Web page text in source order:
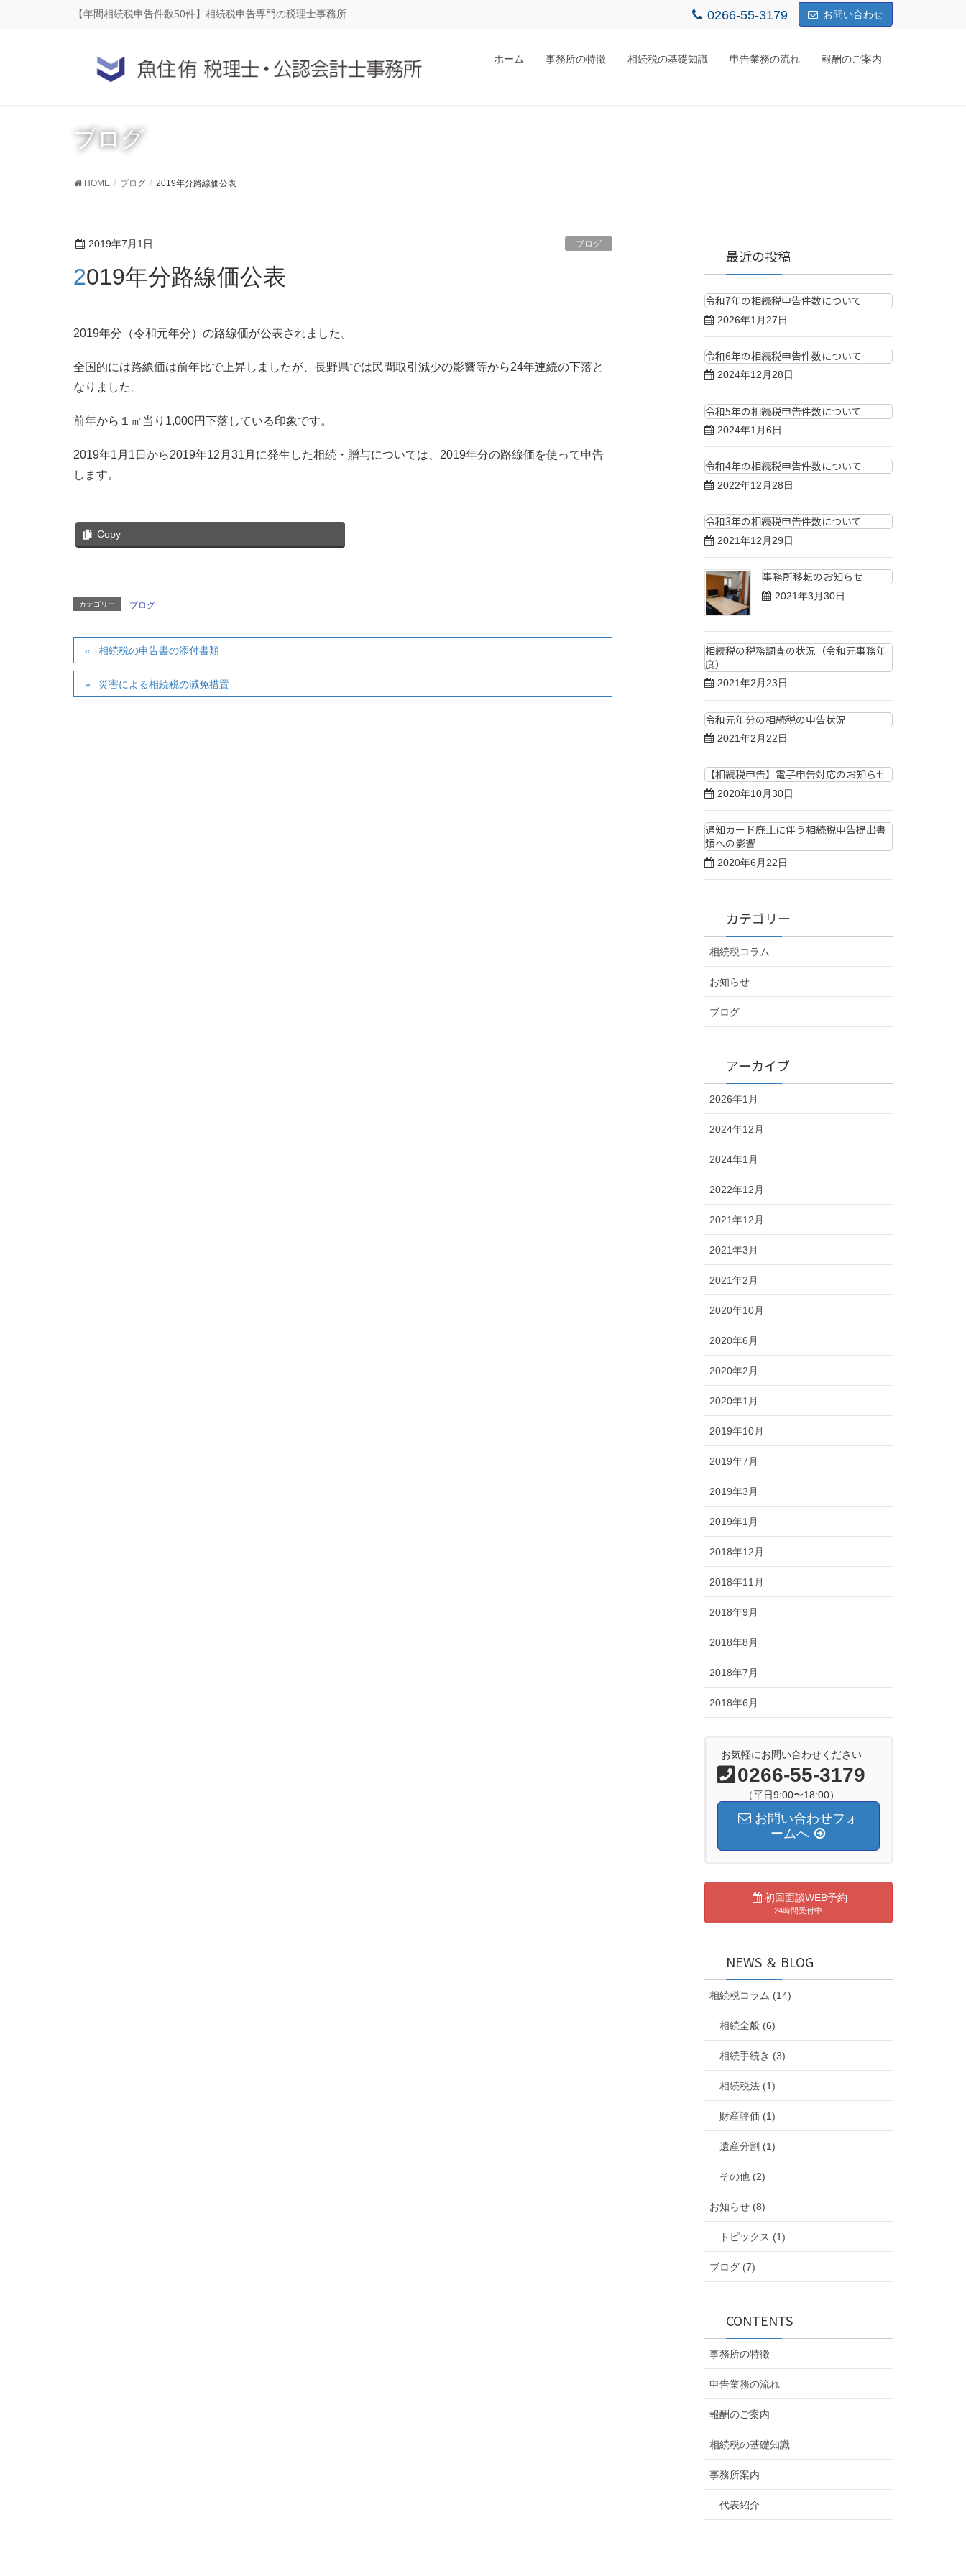
【年間相続税申告件数50件】相続税申告専門の税理士事務所 0266-55-3179 お問い合わせ
ホーム 事務所の特徴 相続税の基礎知識 申告業務の流れ 報酬のご案内
ブログ
HOME ブログ 2019年分路線価公表
2019年7月1日 ブログ
2019年分路線価公表
2019年分（令和元年分）の路線価が公表されました。
全国的には路線価は前年比で上昇しましたが、長野県では民間取引減少の影響等から24年連続の下落と
なりました。
前年から１㎡当り1,000円下落している印象です。
2019年1月1日から2019年12月31月に発生した相続・贈与については、2019年分の路線価を使って申告
します。
Copy
カテゴリー ブログ
相続税の申告書の添付書類
災害による相続税の減免措置
最近の投稿
令和7年の相続税申告件数について
2026年1月27日
令和6年の相続税申告件数について
2024年12月28日
令和5年の相続税申告件数について
2024年1月6日
令和4年の相続税申告件数について
2022年12月28日
令和3年の相続税申告件数について
2021年12月29日
事務所移転のお知らせ
2021年3月30日
相続税の税務調査の状況（令和元事務年
度）
2021年2月23日
令和元年分の相続税の申告状況
2021年2月22日
【相続税申告】電子申告対応のお知らせ
2020年10月30日
通知カード廃止に伴う相続税申告提出書
類への影響
2020年6月22日
カテゴリー
相続税コラム
お知らせ
ブログ
アーカイブ
2026年1月
2024年12月
2024年1月
2022年12月
2021年12月
2021年3月
2021年2月
2020年10月
2020年6月
2020年2月
2020年1月
2019年10月
2019年7月
2019年3月
2019年1月
2018年12月
2018年11月
2018年9月
2018年8月
2018年7月
2018年6月
お気軽にお問い合わせください
0266-55-3179
（平日9:00〜18:00）
お問い合わせフォ
ームへ
初回面談WEB予約
24時間受付中
NEWS ＆ BLOG
相続税コラム (14)
相続全般 (6)
相続手続き (3)
相続税法 (1)
財産評価 (1)
遺産分割 (1)
その他 (2)
お知らせ (8)
トピックス (1)
ブログ (7)
CONTENTS
事務所の特徴
申告業務の流れ
報酬のご案内
相続税の基礎知識
事務所案内
代表紹介